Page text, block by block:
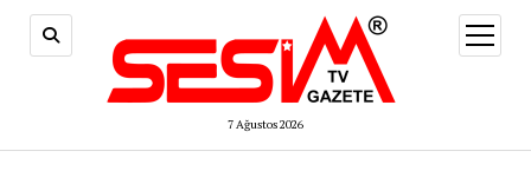
7 Ağustos 2026
aç